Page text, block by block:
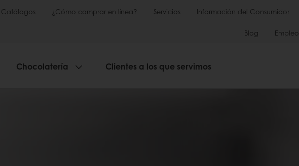
Catálogos ¿Cómo comprar en línea? Servicios Información del Consumidor
Blog Empleo
Chocolatería Clientes a los que servimos